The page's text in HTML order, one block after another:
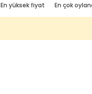
En yüksek fiyat En çok